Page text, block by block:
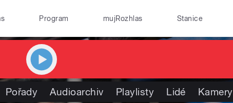
Program mujRozhlas Stanice
Pořady Audioarchiv Playlisty Lidé Kamery